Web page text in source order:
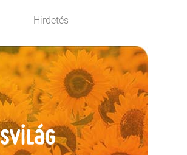
Hirdetés